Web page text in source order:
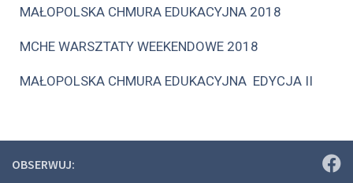
MAŁOPOLSKA CHMURA EDUKACYJNA 2018
MCHE WARSZTATY WEEKENDOWE 2018
MAŁOPOLSKA CHMURA EDUKACYJNA EDYCJA II
OBSERWUJ: